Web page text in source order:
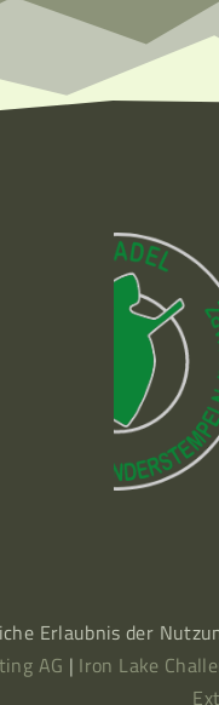
Erlaubnis der
AG | Iron Lake